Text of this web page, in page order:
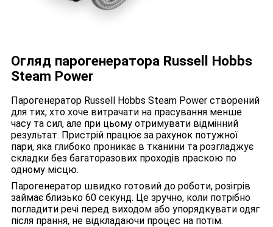
Огляд парогенератора Russell Hobbs
Steam Power
Парогенератор Russell Hobbs Steam Power створений
для тих, хто хоче витрачати на прасування менше
часу та сил, але при цьому отримувати відмінний
результат. Пристрій працює за рахунок потужної
пари, яка глибоко проникає в тканини та розгладжує
складки без багаторазових проходів праскою по
одному місцю.
Парогенератор швидко готовий до роботи, розігрів
займає близько 60 секунд. Це зручно, коли потрібно
погладити речі перед виходом або упорядкувати одяг
після прання, не відкладаючи процес на потім.